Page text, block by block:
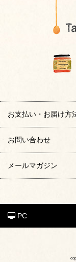
お支払い・お届け方
お問い合わせ
メールマガジン
PC